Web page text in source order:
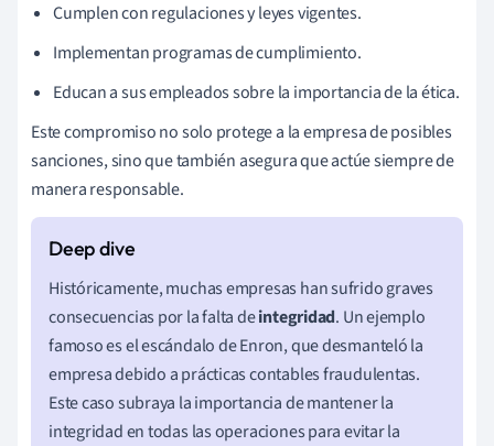
Cumplen con regulaciones y leyes vigentes.
Implementan programas de cumplimiento.
Educan a sus empleados sobre la importancia de la ética.
Este compromiso no solo protege a la empresa de posibles
sanciones, sino que también asegura que actúe siempre de
manera responsable.
Históricamente, muchas empresas han sufrido graves
consecuencias por la falta deintegridad. Un ejemplo
famoso es el escándalo de Enron, que desmanteló la
empresa debido a prácticas contables fraudulentas.
Este caso subraya la importancia de mantener la
integridad en todas las operaciones para evitar la